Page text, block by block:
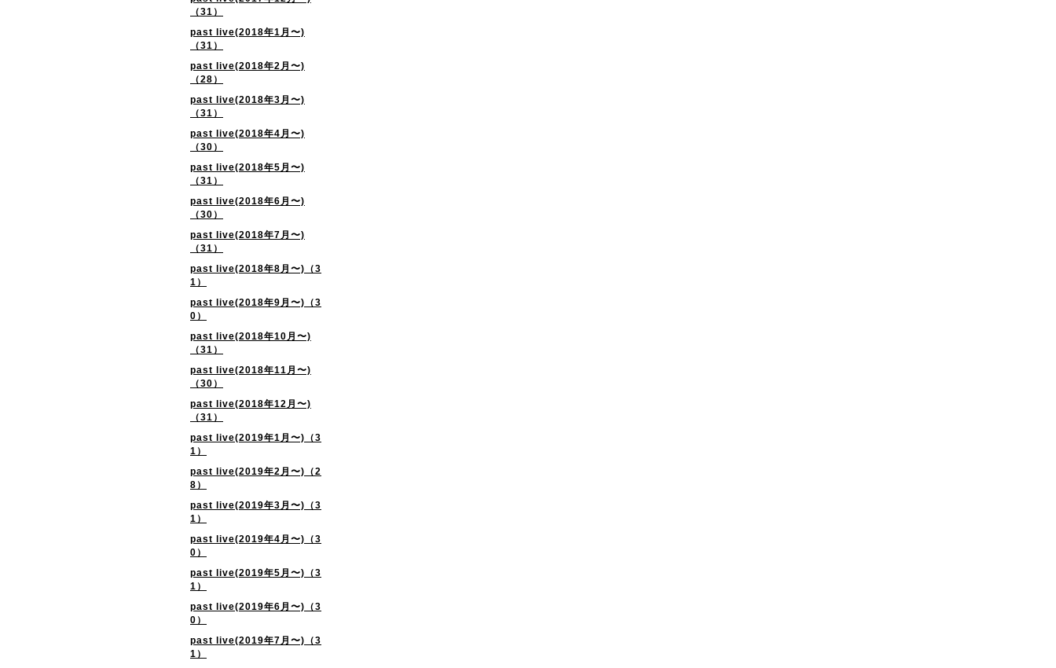
（31）
past live(2018年1月〜)
（31）
past live(2018年2月〜)
（28）
past live(2018年3月〜)
（31）
past live(2018年4月〜)
（30）
past live(2018年5月〜)
（31）
past live(2018年6月〜)
（30）
past live(2018年7月〜)
（31）
past live(2018年8月〜)（3
1）
past live(2018年9月〜)（3
0）
past live(2018年10月〜)
（31）
past live(2018年11月〜)
（30）
past live(2018年12月〜)
（31）
past live(2019年1月〜)（3
1）
past live(2019年2月〜)（2
8）
past live(2019年3月〜)（3
1）
past live(2019年4月〜)（3
0）
past live(2019年5月〜)（3
1）
past live(2019年6月〜)（3
0）
past live(2019年7月〜)（3
1）